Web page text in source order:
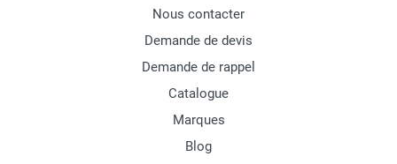
Nous contacter
Demande de devis
Demande de rappel
Catalogue
Marques
Blog